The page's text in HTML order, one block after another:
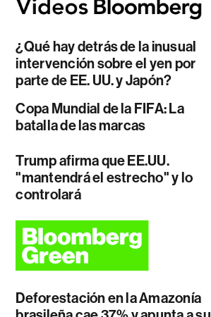
¿Qué hay detrás de la inusual
intervención sobre el yen por
parte de EE. UU. y Japón?
Copa Mundial de la FIFA: La
batalla de las marcas
Trump afirma que EE.UU.
"mantendrá el estrecho" y lo
controlará
Deforestación en la Amazonía